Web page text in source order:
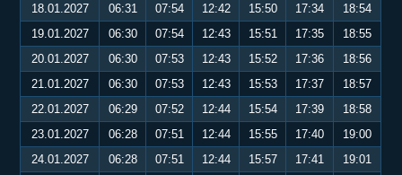
18.01.2027
06:31 07:54 12:42 15:50 17:34
18:54
19.01.2027
06:30 07:54 12:43 15:51 17:35
18:55
20.01.2027
06:30 07:53 12:43 15:52 17:36
18:56
21.01.2027
06:30 07:53 12:43 15:53 17:37
18:57
22.01.2027
06:29 07:52 12:44 15:54 17:39
18:58
23.01.2027
06:28 07:51 12:44 15:55 17:40
19:00
24.01.2027
06:28 07:51 12:44 15:57 17:41
19:01